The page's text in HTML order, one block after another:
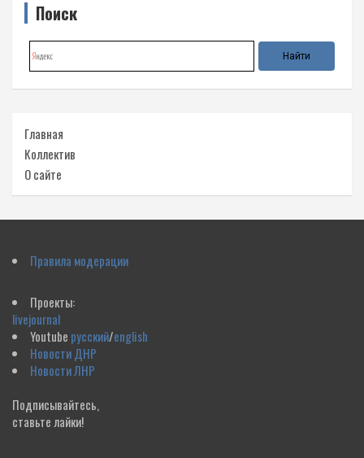
Поиск
Главная
Коллектив
О сайте
Правила модерации
Проекты:
livejournal
Youtube русский/english
Новости ДНР
Новости ЛНР
Подписывайтесь,
ставьте лайки!